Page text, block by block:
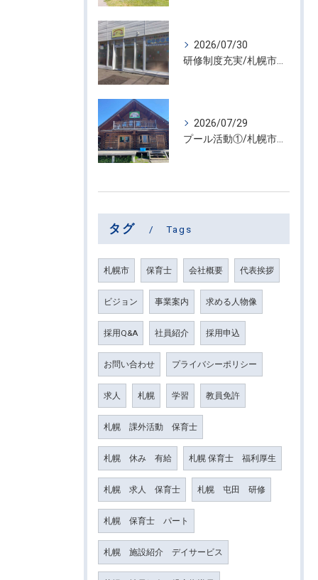
2026/07/30
2026/07/29
タグ Tags
札幌市 保育士 会社概要 代表挨拶
ビジョン 事業案内 求める人物像
採用Q&A 社員紹介 採用申込
お問い合わせ プライバシーポリシー
求人 札幌 学習 教員免許
札幌 課外活動 保育士
札幌 休み 有給 札幌 保育士 福利厚生
札幌 求人 保育士 札幌 屯田 研修
札幌 保育士 パート
札幌 施設紹介 デイサービス